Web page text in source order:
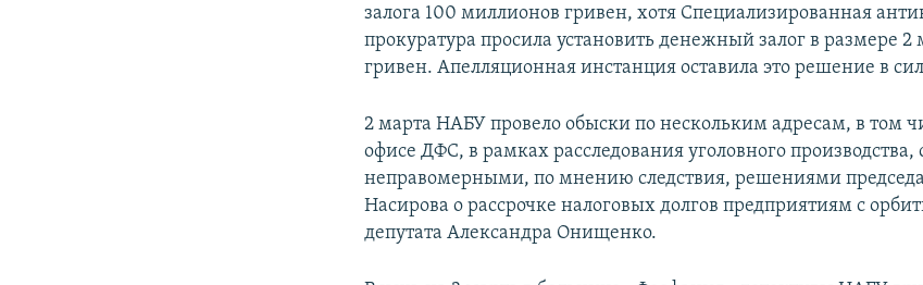
залога 100 миллионов гривен, хотя Специализированная
прокуратура просила установить денежный залог в размере 2
гривен. Апелляционная инстанция оставила это решение в
2 марта НАБУ провело обыски по нескольким адресам, в том
офисе ДФС, в рамках расследования уголовного производства,
неправомерными, по мнению следствия, решениями
Насирова о рассрочке налоговых долгов предприятиям с
депутата Александра Онищенко.